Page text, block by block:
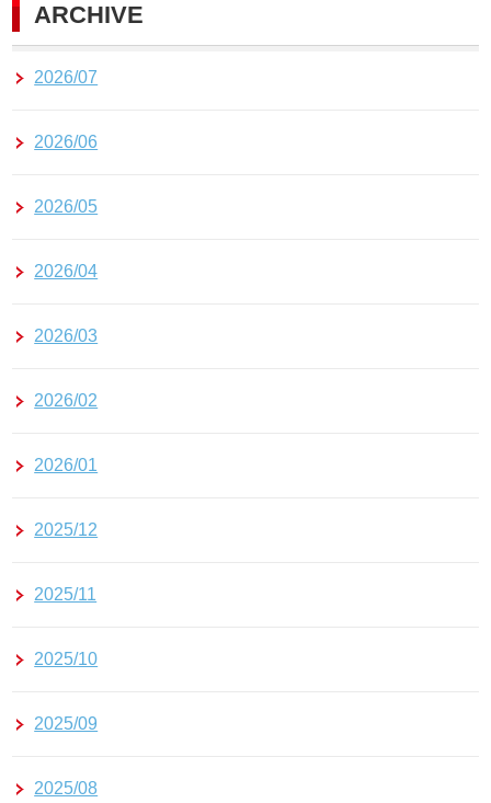
ARCHIVE
2026/07
2026/06
2026/05
2026/04
2026/03
2026/02
2026/01
2025/12
2025/11
2025/10
2025/09
2025/08